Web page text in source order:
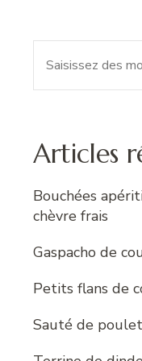
Articles
Bouchées
chèvre frais
Gaspacho de
Petits flans de
Sauté de